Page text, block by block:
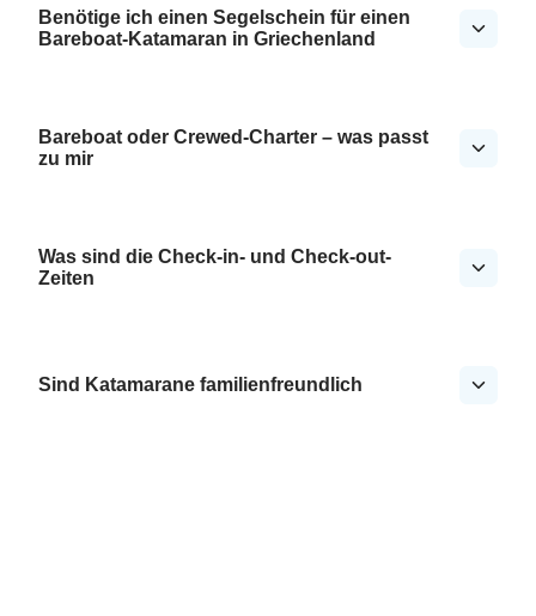
Benötige ich einen Segelschein für einen
Bareboat-Katamaran in Griechenland
Bareboat oder Crewed-Charter – was passt
zu mir
Was sind die Check-in- und Check-out-
Zeiten
Sind Katamarane familienfreundlich